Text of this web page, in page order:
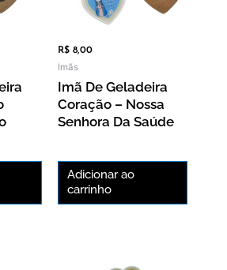
R$ 8,00
Imãs
Imã De Geladeira
Coração – Nossa
Senhora Da Saúde
Adicionar ao
carrinho